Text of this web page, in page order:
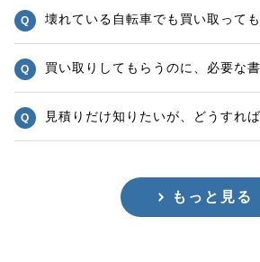
壊れている自転車でも買い取って
買い取りしてもらうのに、必要な
見積りだけ知りたいが、どうすれ
もっと見る